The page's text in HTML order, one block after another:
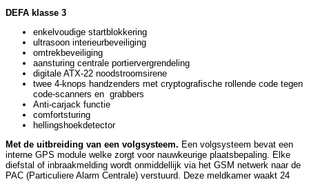
DEFA klasse 3
enkelvoudige startblokkering
ultrasoon interieurbeveiliging
omtrekbeveiliging
aansturing centrale portiervergrendeling
digitale ATX-22 noodstroomsirene
twee 4-knops handzenders met cryptografische rollende code tegen
code-scanners en grabbers
Anti-carjack functie
comfortsturing
hellingshoekdetector
Met de uitbreiding van een volgsysteem. Een volgsysteem bevat een
interne GPS module welke zorgt voor nauwkeurige plaatsbepaling. Elke
diefstal of inbraakmelding wordt onmiddellijk via het GSM netwerk naar de
PAC (Particuliere Alarm Centrale) verstuurd. Deze meldkamer waakt 24